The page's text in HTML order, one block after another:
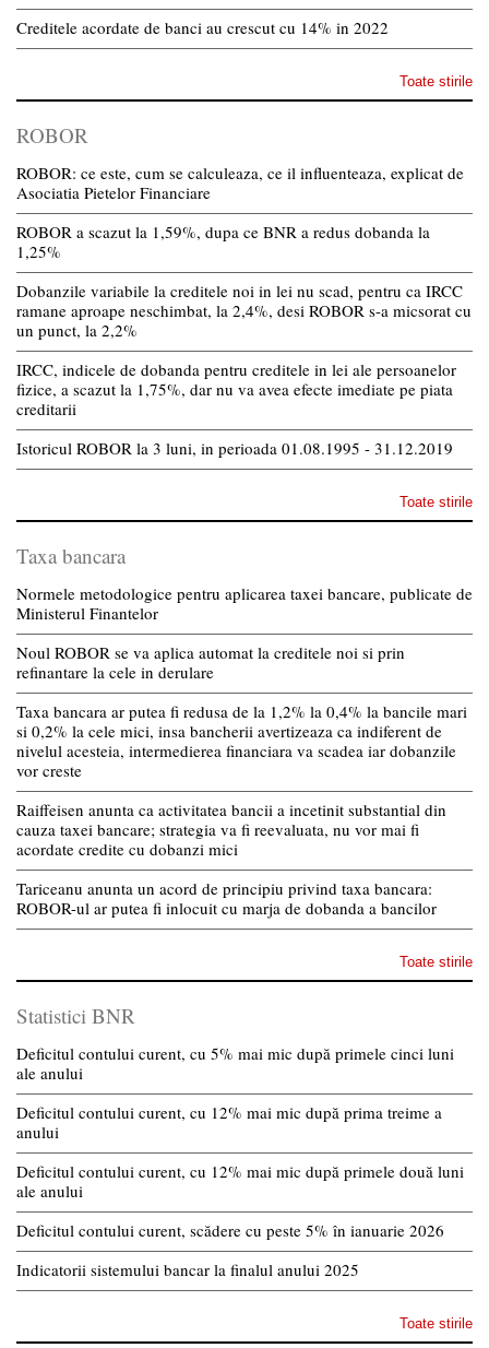
Creditele acordate de banci au crescut cu 14% in 2022
Toate stirile
ROBOR
ROBOR: ce este, cum se calculeaza, ce il influenteaza, explicat de
Asociatia Pietelor Financiare
ROBOR a scazut la 1,59%, dupa ce BNR a redus dobanda la
1,25%
Dobanzile variabile la creditele noi in lei nu scad, pentru ca IRCC
ramane aproape neschimbat, la 2,4%, desi ROBOR s-a micsorat cu
un punct, la 2,2%
IRCC, indicele de dobanda pentru creditele in lei ale persoanelor
fizice, a scazut la 1,75%, dar nu va avea efecte imediate pe piata
creditarii
Istoricul ROBOR la 3 luni, in perioada 01.08.1995 - 31.12.2019
Toate stirile
Taxa bancara
Normele metodologice pentru aplicarea taxei bancare, publicate de
Ministerul Finantelor
Noul ROBOR se va aplica automat la creditele noi si prin
refinantare la cele in derulare
Taxa bancara ar putea fi redusa de la 1,2% la 0,4% la bancile mari
si 0,2% la cele mici, insa bancherii avertizeaza ca indiferent de
nivelul acesteia, intermedierea financiara va scadea iar dobanzile
vor creste
Raiffeisen anunta ca activitatea bancii a incetinit substantial din
cauza taxei bancare; strategia va fi reevaluata, nu vor mai fi
acordate credite cu dobanzi mici
Tariceanu anunta un acord de principiu privind taxa bancara:
ROBOR-ul ar putea fi inlocuit cu marja de dobanda a bancilor
Toate stirile
Statistici BNR
Deficitul contului curent, cu 5% mai mic după primele cinci luni
ale anului
Deficitul contului curent, cu 12% mai mic după prima treime a
anului
Deficitul contului curent, cu 12% mai mic după primele două luni
ale anului
Deficitul contului curent, scădere cu peste 5% în ianuarie 2026
Indicatorii sistemului bancar la finalul anului 2025
Toate stirile